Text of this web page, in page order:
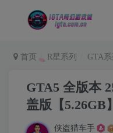
首页 R星系列 GTA系
GTA5 全版本
盖版【5.26GB】
侠盗猎车手